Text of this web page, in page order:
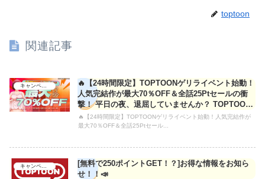
toptoon
関連記事
キャンペーン
🔥【24時間限定】TOPTOONゲリライベント始動！
人気完結作が最大70％OFF＆全話25Ptセールの衝
撃！ 平日の夜、退屈していませんか？ TOPTOON
から、そ
🔥【24時間限定】TOPTOONゲリライベント始動！人気完結作が
最大70％OFF＆全話25Ptセール...
[無料で250ポイントGET！？]お得な情報をお知ら
せ！！📣